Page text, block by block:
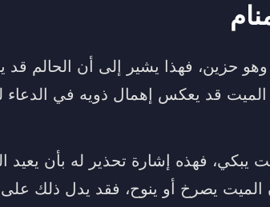
وهو حزين، فهذا يشير إلى أن الحالم
الميت قد يعكس إهمال ذويه في الدعاء
فهذه إشارة تحذير له بأن يعيد
الميت يصرخ أو ينوح، فقد يدل ذلك